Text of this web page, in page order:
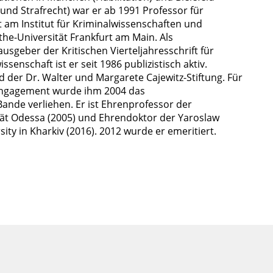
Strafrecht) war er ab 1991 Professor für
Institut für Kriminalwissenschaften und
Universität Frankfurt am Main. Als
der Kritischen Vierteljahresschrift für
ist er seit 1986 publizistisch aktiv.
der Dr. Walter und Margarete Cajewitz-Stiftung. Für
wurde ihm 2004 das
verliehen. Er ist Ehrenprofessor der
Odessa (2005) und Ehrendoktor der Yaroslaw
in Kharkiv (2016). 2012 wurde er emeritiert.